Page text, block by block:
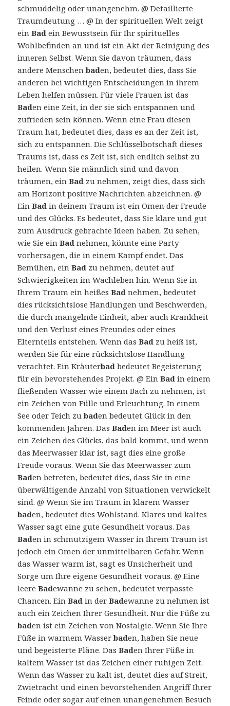
schmuddelig oder unangenehm. @ Detaillierte
Traumdeutung … @ In der spirituellen Welt zeigt
einBad ein Bewusstsein für Ihr spirituelles
Wohlbefinden an und ist ein Akt der Reinigung des
inneren Selbst. Wenn Sie davon träumen, dass
andere Menschenbaden, bedeutet dies, dass Sie
anderen bei wichtigen Entscheidungen in ihrem
Leben helfen müssen. Für viele Frauen ist das
Baden eine Zeit, in der sie sich entspannen und
zufrieden sein können. Wenn eine Frau diesen
Traum hat, bedeutet dies, dass es an der Zeit ist,
sich zu entspannen. Die Schlüsselbotschaft dieses
Traums ist, dass es Zeit ist, sich endlich selbst zu
heilen. Wenn Sie männlich sind und davon
träumen, einBad zu nehmen, zeigt dies, dass sich
am Horizont positive Nachrichten abzeichnen. @
EinBad in deinem Traum ist ein Omen der Freude
und des Glücks. Es bedeutet, dass Sie klare und gut
zum Ausdruck gebrachte Ideen haben. Zu sehen,
wie Sie einBad nehmen, könnte eine Party
vorhersagen, die in einem Kampf endet. Das
Bemühen, einBad zu nehmen, deutet auf
Schwierigkeiten im Wachleben hin. Wenn Sie in
Ihrem Traum ein heißesBad nehmen, bedeutet
dies rücksichtslose Handlungen und Beschwerden,
die durch mangelnde Einheit, aber auch Krankheit
und den Verlust eines Freundes oder eines
Elternteils entstehen. Wenn dasBad zu heiß ist,
werden Sie für eine rücksichtslose Handlung
verachtet. Ein Kräuterbad bedeutet Begeisterung
für ein bevorstehendes Projekt. @ EinBad in einem
fließenden Wasser wie einem Bach zu nehmen, ist
ein Zeichen von Fülle und Erleuchtung. In einem
See oder Teich zubaden bedeutet Glück in den
kommenden Jahren. DasBaden im Meer ist auch
ein Zeichen des Glücks, das bald kommt, und wenn
das Meerwasser klar ist, sagt dies eine große
Freude voraus. Wenn Sie das Meerwasser zum
Baden betreten, bedeutet dies, dass Sie in eine
überwältigende Anzahl von Situationen verwickelt
sind. @ Wenn Sie im Traum in klarem Wasser
baden, bedeutet dies Wohlstand. Klares und kaltes
Wasser sagt eine gute Gesundheit voraus. Das
Baden in schmutzigem Wasser in Ihrem Traum ist
jedoch ein Omen der unmittelbaren Gefahr. Wenn
das Wasser warm ist, sagt es Unsicherheit und
Sorge um Ihre eigene Gesundheit voraus. @ Eine
leereBadewanne zu sehen, bedeutet verpasste
Chancen. EinBad in derBadewanne zu nehmen ist
auch ein Zeichen Ihrer Gesundheit. Nur die Füße zu
baden ist ein Zeichen von Nostalgie. Wenn Sie Ihre
Füße in warmem Wasserbaden, haben Sie neue
und begeisterte Pläne. DasBaden Ihrer Füße in
kaltem Wasser ist das Zeichen einer ruhigen Zeit.
Wenn das Wasser zu kalt ist, deutet dies auf Streit,
Zwietracht und einen bevorstehenden Angriff Ihrer
Feinde oder sogar auf einen unangenehmen Besuch